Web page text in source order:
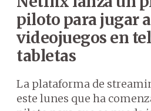
piloto para jugar
videojuegos en
tabletas
La plataforma de
este lunes que ha